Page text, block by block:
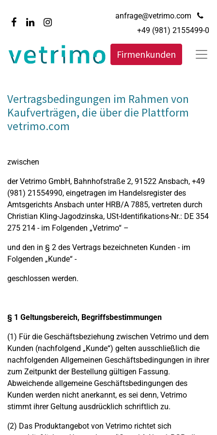
anfrage@vetrimo.com
+49 (981) 2155499-0
Firmenkunden
Vertragsbedingungen im Rahmen von
Kaufverträgen, die über die Plattform
vetrimo.com
zwischen
der Vetrimo GmbH, Bahnhofstraße 2, 91522 Ansbach, +49
(981) 21554990, eingetragen im Handelsregister des
Amtsgerichts Ansbach unter HRB/A 7885, vertreten durch
Christian Kling-Jagodzinska, USt-Identifikations-Nr.: DE 354
275 214 - im Folgenden „Vetrimo“ –
und den in § 2 des Vertrags bezeichneten Kunden - im
Folgenden „Kunde“ -
geschlossen werden.
§ 1 Geltungsbereich, Begriffsbestimmungen
(1) Für die Geschäftsbeziehung zwischen Vetrimo und dem
Kunden (nachfolgend „Kunde“) gelten ausschließlich die
nachfolgenden Allgemeinen Geschäftsbedingungen in ihrer
zum Zeitpunkt der Bestellung gültigen Fassung.
Abweichende allgemeine Geschäftsbedingungen des
Kunden werden nicht anerkannt, es sei denn, Vetrimo
stimmt ihrer Geltung ausdrücklich schriftlich zu.
(2) Das Produktangebot von Vetrimo richtet sich